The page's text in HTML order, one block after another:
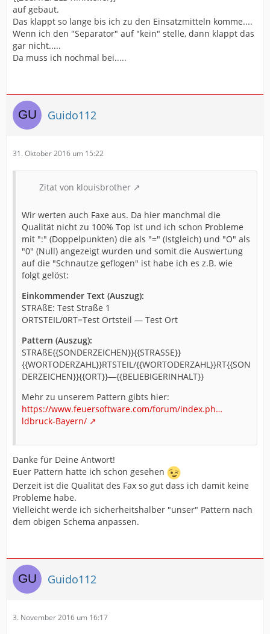
auf gebaut.
Das klappt so lange bis ich zu den Einsatzmitteln komme....
Wenn ich den "Separator" auf "kein" stelle, dann klappt das
gar nicht.....
Da muss ich nochmal bei.....
Guido112
31. Oktober 2016 um 15:22
Zitat von klouisbrother
Wir werten auch Faxe aus. Da hier manchmal die
Qualität nicht zu 100% Top ist und ich schon Probleme
mit ":" (Doppelpunkten) die als "=" (Istgleich) und "O" als
"0" (Null) angezeigt wurden und somit die Auswertung
auf die "Schnautze geflogen" ist habe ich es z.B. wie
folgt gelöst:
Einkommender Text (Auszug):
STRAßE: Test Straße 1
ORTSTEIL/0RT=Test Ortsteil — Test Ort
Pattern (Auszug):
STRAßE{{SONDERZEICHEN}}{{STRASSE}}
{{WORTODERZAHL}}RTSTEIL/{{WORTODERZAHL}}RT{{SON
DERZEICHEN}}{{ORT}}—{{BELIEBIGERINHALT}}
Mehr zu unserem Pattern gibts hier:
https://www.feuersoftware.com/forum/index.ph…
ldbruck-Bayern/
Danke für Deine Antwort!
Euer Pattern hatte ich schon gesehen
Derzeit ist die Qualität des Fax so gut dass ich damit keine
Probleme habe.
Vielleicht werde ich sicherheitshalber "unser" Pattern nach
dem obigen Schema anpassen.
Guido112
3. November 2016 um 16:17